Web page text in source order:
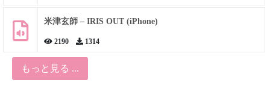
米津玄師 – IRIS OUT (iPhone)
2190 1314
もっと見る ...